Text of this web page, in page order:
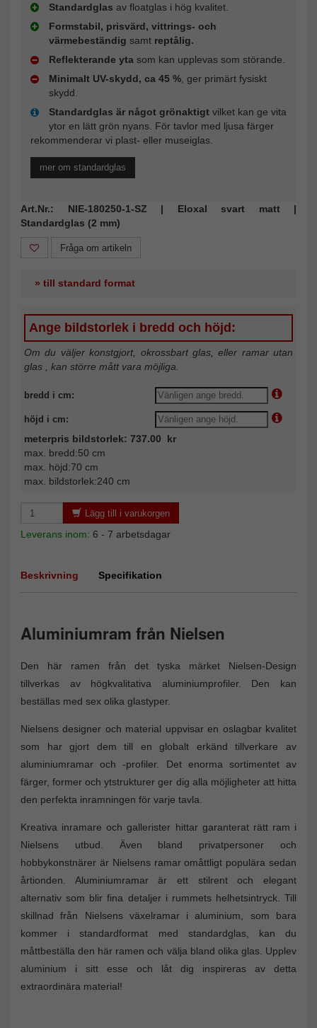
Standardglas av floatglas i hög kvalitet.
Formstabil, prisvärd, vittrings- och
värmebeständig samt reptålig.
Reflekterande yta som kan upplevas som störande.
Minimalt UV-skydd, ca 45 % , ger primärt fysiskt
skydd.
Standardglas är något grönaktigt vilket kan ge vita
ytor en lätt grön nyans. För tavlor med ljusa färger
rekommenderar vi plast- eller museiglas.
mer om standardglas
Art.Nr.: NIE-180250-1-SZ | Eloxal svart matt |
Standardglas (2 mm)
Fråga om artikeln
» till standard format
Ange bildstorlek i bredd och höjd:
Om du väljer konstgjort, okrossbart glas, eller ramar utan
glas , kan större mått vara möjliga.
bredd i cm:
höjd i cm:
meterpris bildstorlek: 737.00 kr
max. bredd:50 cm
max. höjd:70 cm
max. bildstorlek:240 cm
Lägg till i varukorgen
Leverans inom: 6 - 7 arbetsdagar
Beskrivning Specifikation
Aluminiumram från Nielsen
Den här ramen från det tyska märket Nielsen-Design
tillverkas av högkvalitativa aluminiumprofiler. Den kan
beställas med sex olika glastyper.
Nielsens designer och material uppvisar en oslagbar kvalitet
som har gjort dem till en globalt erkänd tillverkare av
aluminiumramar och -profiler. Det enorma sortimentet av
färger, former och ytstrukturer ger dig alla möjligheter att hitta
den perfekta inramningen för varje tavla.
Kreativa inramare och gallerister hittar garanterat rätt ram i
Nielsens utbud. Även bland privatpersoner och
hobbykonstnärer är Nielsens ramar omåttligt populära sedan
årtionden. Aluminiumramar är ett stilrent och elegant
alternativ som blir fina detaljer i rummets helhetsintryck. Till
skillnad från Nielsens växelramar i aluminium, som bara
kommer i standardformat med standardglas, kan du
måttbeställa den här ramen och välja bland olika glas. Upplev
aluminium i sitt esse och låt dig inspireras av detta
extraordinära material!